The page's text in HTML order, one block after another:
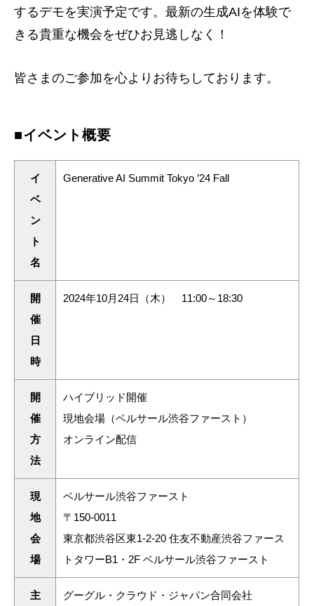
するデモを実演予定です。最新の生成AIを体験で
きる貴重な機会をぜひお見逃しなく！
皆さまのご参加を心よりお待ちしております。
■イベント概要
イ
ベ
ン
ト
名
Generative AI Summit Tokyo ’24 Fall
開
催
日
時
2024年10月24日（木） 11:00～18:30
開
催
方
法
ハイブリッド開催
現地会場（ベルサール渋谷ファースト）
オンライン配信
現
地
会
場
ベルサール渋谷ファースト
〒150-0011
東京都渋谷区東1-2-20 住友不動産渋谷ファース
トタワーB1・2F ベルサール渋谷ファースト
主 グーグル・クラウド・ジャパン合同会社